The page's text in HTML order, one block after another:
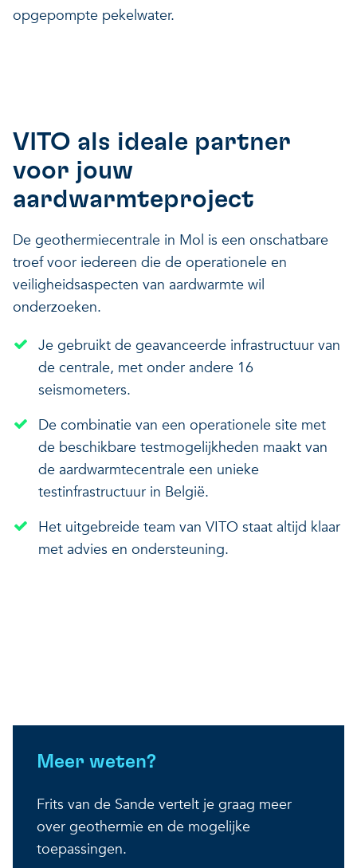
opgepompte pekelwater.
VITO als ideale partner
voor jouw
aardwarmteproject
De geothermiecentrale in Mol is een onschatbare
troef voor iedereen die de operationele en
veiligheidsaspecten van aardwarmte wil
onderzoeken.
Je gebruikt de geavanceerde infrastructuur van
de centrale, met onder andere 16
seismometers.
De combinatie van een operationele site met
de beschikbare testmogelijkheden maakt van
de aardwarmtecentrale een unieke
testinfrastructuur in België.
Het uitgebreide team van VITO staat altijd klaar
met advies en ondersteuning.
Meer weten?
Frits van de Sande vertelt je graag meer
over geothermie en de mogelijke
toepassingen.